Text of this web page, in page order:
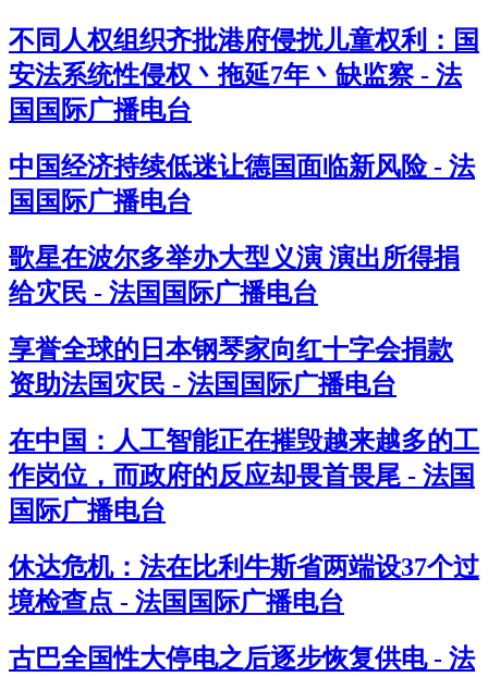
不同人权组织齐批港府侵扰儿童权利：国
安法系统性侵权丶拖延7年丶缺监察 - 法
国国际广播电台
中国经济持续低迷让德国面临新风险 - 法
国国际广播电台
歌星在波尔多举办大型义演 演出所得捐
给灾民 - 法国国际广播电台
享誉全球的日本钢琴家向红十字会捐款
资助法国灾民 - 法国国际广播电台
在中国：人工智能正在摧毁越来越多的工
作岗位，而政府的反应却畏首畏尾 - 法国
国际广播电台
休达危机：法在比利牛斯省两端设37个过
境检查点 - 法国国际广播电台
古巴全国性大停电之后逐步恢复供电 - 法